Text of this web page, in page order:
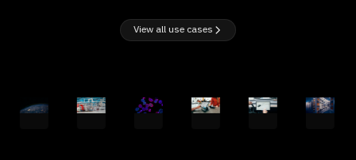
View all use cases